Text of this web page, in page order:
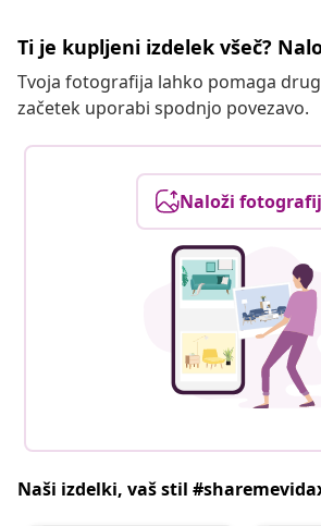
Ti je kupljeni izdelek všeč?
Tvoja fotografija lahko pomaga
začetek uporabi spodnjo povezavo.
Naloži
Naši izdelki, vaš stil